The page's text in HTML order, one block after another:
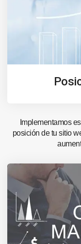
Implementamos
posición de tu sitio